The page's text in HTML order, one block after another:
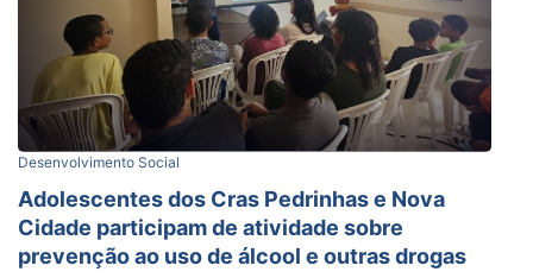
Desenvolvimento Social
Adolescentes dos Cras Pedrinhas e Nova
Cidade participam de atividade sobre
prevenção ao uso de álcool e outras drogas